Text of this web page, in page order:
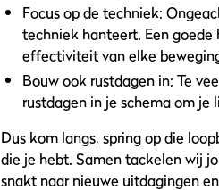
Focus op de techniek:
techniek hanteert. Een goede
effectiviteit van elke
Bouw ook rustdagen in: Te
rustdagen in je schema om
Dus kom langs, spring op die
die je hebt. Samen tackelen wij
snakt naar nieuwe uitdagingen